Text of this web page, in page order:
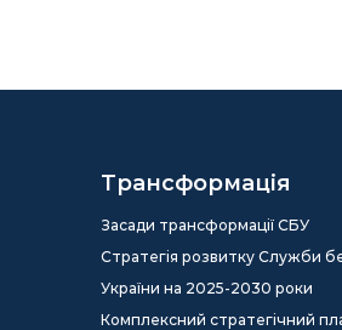
Трансформація
Засади трансформації СБУ
Стратегія розвитку Служби
України на 2025-2030 роки
Комплексний стратегічний